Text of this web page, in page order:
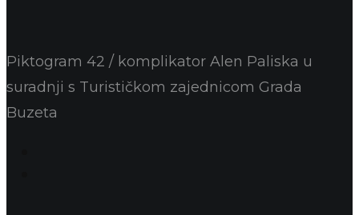
Piktogram 42 / komplikator Alen Paliska u
suradnji s Turističkom zajednicom Grada
Buzeta